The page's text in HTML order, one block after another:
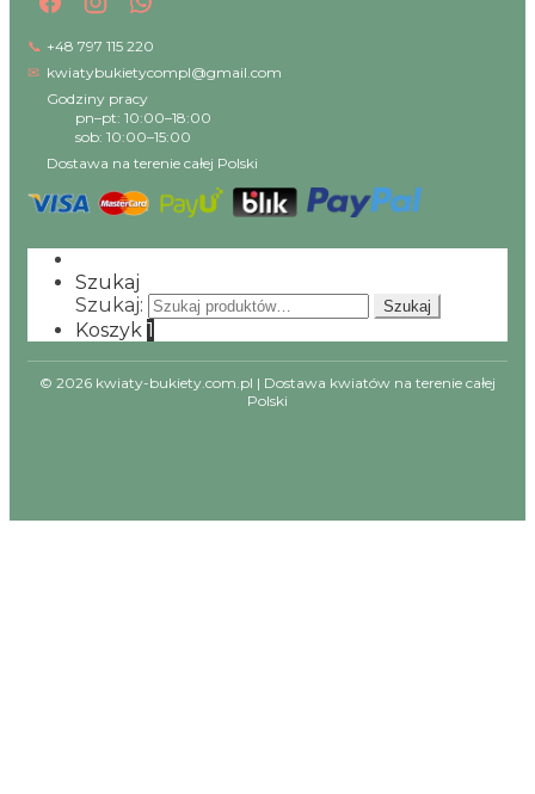
📞 +48 797 115 220
✉ kwiatybukietycompl@gmail.com
Godziny pracy
pn–pt: 10:00–18:00
sob: 10:00–15:00
Dostawa na terenie całej Polski
Szukaj
Szukaj:
Szukaj
Koszyk 1
© 2026 kwiaty-bukiety.com.pl | Dostawa kwiatów na terenie całej
Polski